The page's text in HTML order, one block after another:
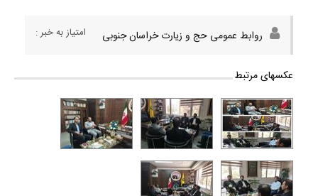
روابط عمومی حج و زیارت خراسان جنوبی امتیاز به خبر :
عکسهای مرتبط